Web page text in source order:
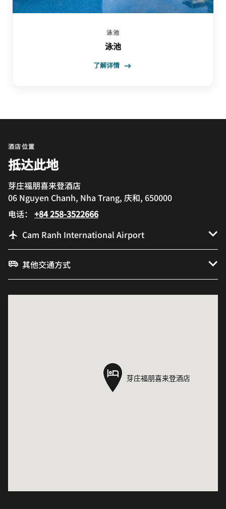
泳池
泳池
了解详情
酒店位置
抵达此地
芽庄福朋喜来登酒店
06 Nguyen Chanh, Nha Trang, 庆和, 650000
电话： +84 258-3522666
Cam Ranh International Airport
其他交通方式
芽庄福朋喜来登酒店
芽庄福朋喜来登酒店